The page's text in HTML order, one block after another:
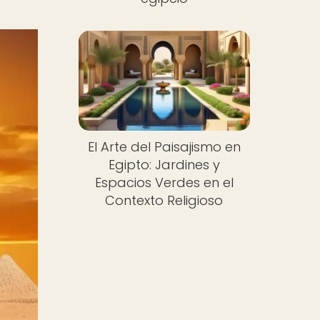
El Arte del Paisajismo en
Egipto: Jardines y
Espacios Verdes en el
Contexto Religioso